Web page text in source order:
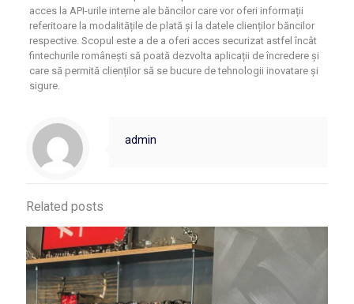
acces la API-urile interne ale băncilor care vor oferi informații
referitoare la modalitățile de plată și la datele clienților băncilor
respective. Scopul este a de a oferi acces securizat astfel încât
fintechurile românești să poată dezvolta aplicații de încredere și
care să permită clienților să se bucure de tehnologii inovatare și
sigure.
admin
Related posts